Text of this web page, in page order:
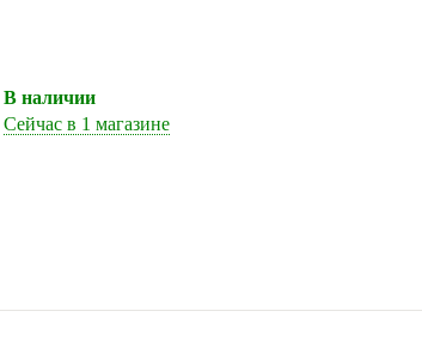
В наличии
Сейчас в 1 магазине